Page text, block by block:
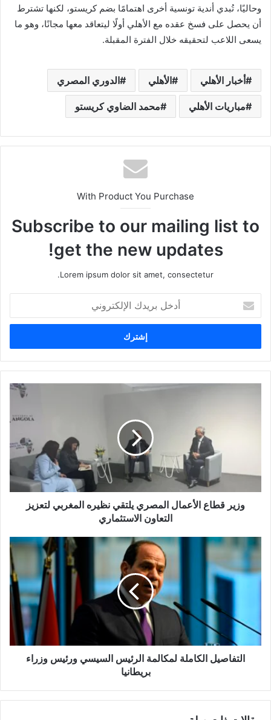
وحاليًا، تُبدي أندية تونسية أخرى اهتمامًا بضم كريستو، لكنها تشترط
أن يحصل على فسخ عقده مع الأهلي أولًا ليتعاقد معها مجانًا، وهو ما
يسعى اللاعب لتحقيقه خلال الفترة المقبلة.
أخبار الأهلي الأهلي الدوري المصري
مباريات الأهلي محمد الضاوي كريستو
With Product You Purchase
Subscribe to our mailing list to
get the new updates!
Lorem ipsum dolor sit amet, consectetur.
خ
ب
ر
ت
وزير قطاع الأعمال المصري يلتقي نظيره المغربي لتعزيز
التعاون الاستثماري
التفاصيل الكاملة لمكالمة الرئيس السيسي ورئيس وزراء
بريطانيا